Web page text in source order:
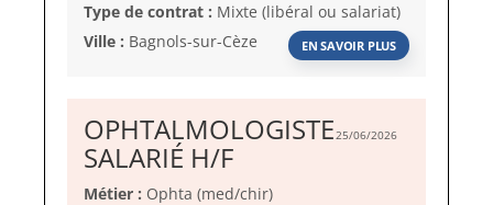
Type de contrat : Mixte (libéral ou salariat)
Ville : Bagnols-sur-Cèze EN SAVOIR PLUS
25/06/2026
OPHTALMOLOGISTE
SALARIÉ H/F(Nouvelle
fenêtre)
Métier : Ophta (med/chir)